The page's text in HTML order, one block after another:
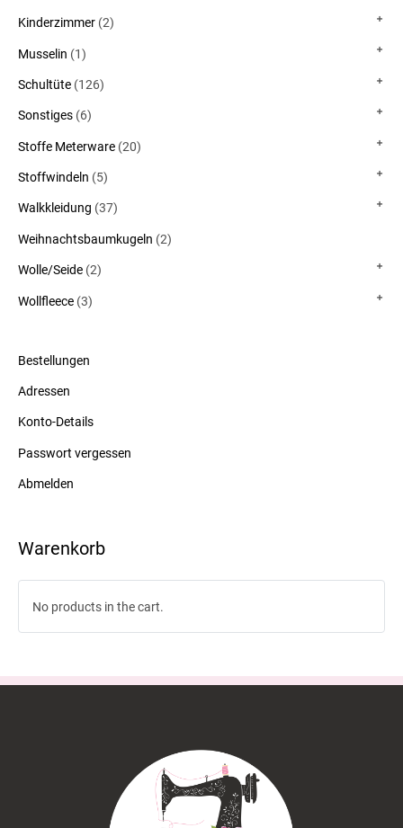
Kinderzimmer (2)
Musselin (1)
Schultüte (126)
Sonstiges (6)
Stoffe Meterware (20)
Stoffwindeln (5)
Walkkleidung (37)
Weihnachtsbaumkugeln (2)
Wolle/Seide (2)
Wollfleece (3)
Bestellungen
Adressen
Konto-Details
Passwort vergessen
Abmelden
Warenkorb
No products in the cart.